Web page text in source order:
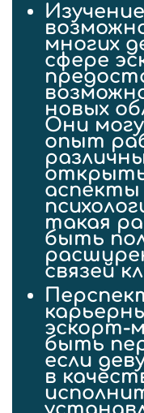
многих
сфере
новых
Они
опыт
открыть
аспекты
такая
быть
связей
эскорт-
быть
если
в